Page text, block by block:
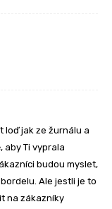
loď jak ze žurnálu a
aby Ti vyprala
budou myslet,
Ale jestli je to
na zákazníky